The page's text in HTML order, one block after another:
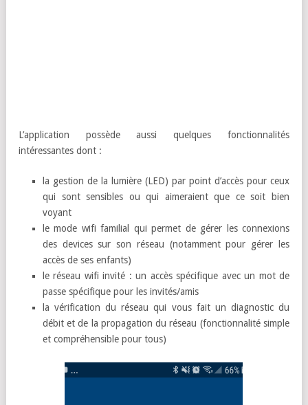
L’application possède aussi quelques fonctionnalités
intéressantes dont :
la gestion de la lumière (LED) par point d’accès pour ceux
qui sont sensibles ou qui aimeraient que ce soit bien
voyant
le mode wifi familial qui permet de gérer les connexions
des devices sur son réseau (notamment pour gérer les
accès de ses enfants)
le réseau wifi invité : un accès spécifique avec un mot de
passe spécifique pour les invités/amis
la vérification du réseau qui vous fait un diagnostic du
débit et de la propagation du réseau (fonctionnalité simple
et compréhensible pour tous)